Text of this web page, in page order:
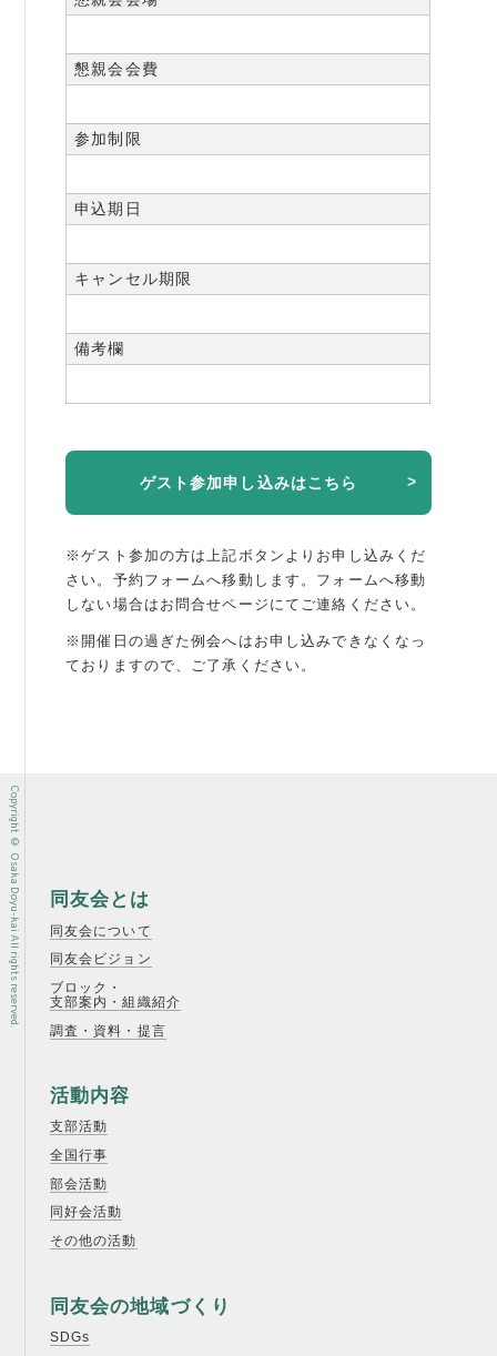
懇親会会費
参加制限
申込期日
キャンセル期限
備考欄
ゲスト参加申し込みはこちら
※ゲスト参加の方は上記ボタンよりお申し込みくだ
さい。予約フォームへ移動します。 フォームへ移動
しない場合はお問合せページにてご連絡ください。
※開催日の過ぎた例会へはお申し込みできなくなっ
ておりますので、ご了承ください。
同友会とは
同友会について
同友会ビジョン
ブロック・
支部案内・組織紹介
調査・資料・提言
活動内容
支部活動
全国行事
部会活動
同好会活動
その他の活動
同友会の地域づくり
SDGs
Copyright © Osaka Doyu-kai All rights reserved.